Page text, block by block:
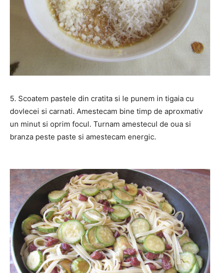
5. Scoatem pastele din cratita si le punem in tigaia cu
dovlecei si carnati. Amestecam bine timp de aproxmativ
un minut si oprim focul. Turnam amestecul de oua si
branza peste paste si amestecam energic.